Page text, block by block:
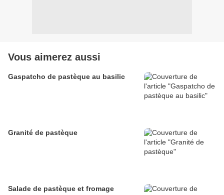
Vous aimerez aussi
Gaspatcho de pastèque au basilic
Granité de pastèque
Salade de pastèque et fromage